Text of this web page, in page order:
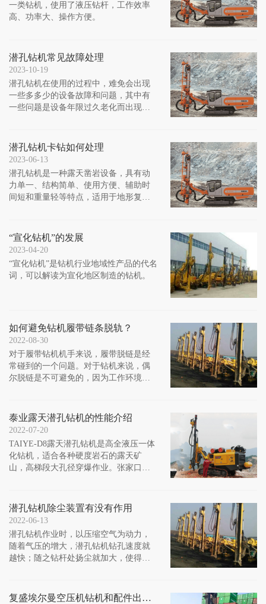
一类钻机，使用了液压钻杆，工作效率
高、功率大、操作方便。
潜孔钻机常见故障处理
2023-10-19
潜孔钻机在使用的过程中，难免会出现
一些多多少的设备故障和问题，其中有
一些问题是设备年限过久老化而出现
潜孔钻机卡钻如何处理
2023-06-13
潜孔钻机是一种露天凿岩设备，具有动
力单一、结构简单、使用方便、辅助时
间短和重量轻等特点，适用于地形复
“宣化钻机”的发展
2023-04-20
“宣化钻机”是钻机行业地域性产品的代名
词，可以解读为宣化地区制造的钻机。
如何避免钻机履带链条脱轨？
2022-08-30
对于履带钻机机手来说，履带脱链是经
常碰到的一个问题。对于钻机来说，偶
尔脱链是不可避免的，因为工作环境是
绍如何避免履带链条脱轨？
泰业露天潜孔钻机的性能介绍
2022-07-20
TAIYE-D8露天潜孔钻机是高全液压一体
化钻机，适合各种硬度岩石的露天矿
山，高梯段大孔径穿爆作业。张家口一
潜孔钻机除尘装置有没有作用
2022-06-13
潜孔钻机作业时，以压缩空气为动力，
随着气压的增大，潜孔钻机钻孔速度就
越快；随之钻杆处扬尘就加大，使得钻
度，加快机械和电器设备的损坏。
复盛埃尔曼空压机钻机和配件出口马来西亚